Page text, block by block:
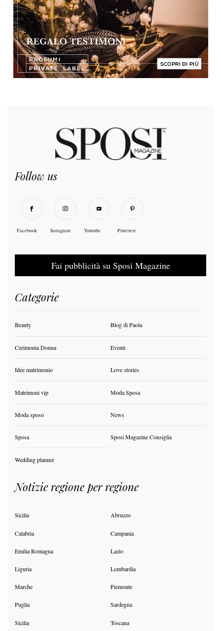
Follow us
Facebook Instagram Youtube Pinterest
Fai pubblicità su Sposi Magazine
Categorie
Beauty Blog di Paola
Cerimonia Donna Eventi
Idee matrimonio Love stories
Matrimoni vip Moda Sposa
Moda sposo News
Sposa Sposi Magazine Consiglia
Wedding planner
Notizie regione per regione
Sicilia Abruzzo
Calabria Campania
Emilia Romagna Lazio
Liguria Lombardia
Marche Piemonte
Puglia Sardegna
Sicilia Toscana